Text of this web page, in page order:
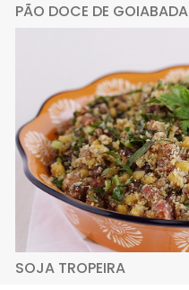
PÃO DOCE DE GOIABADA
SOJA TROPEIRA